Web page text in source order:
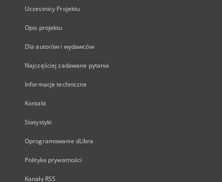
Uczestnicy Projektu
Opis projektu
Dla autorów i wydawców
Najczęściej zadawane pytania
Informacje techniczne
Kontakt
Statystyki
Oprogramowanie dLibra
Polityka prywatności
Kanały RSS